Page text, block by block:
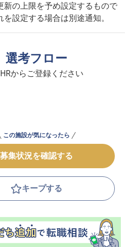
新の上限を予め設定するもので
設定する場合は別途通知。
選考フロー
からご登録ください
この施設が気になったら
募集状況を確認する
キープする